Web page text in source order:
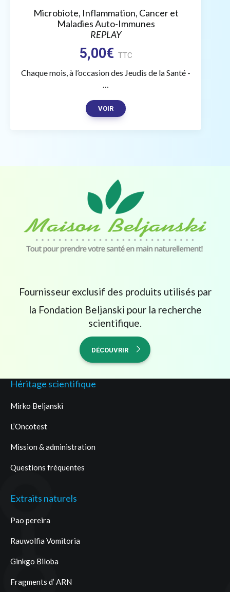
Microbiote, Inflammation, Cancer et
Maladies Auto-Immunes
REPLAY
5,00€ TTC
Chaque mois, à l’occasion des Jeudis de la Santé -
…
VOIR
Fournisseur exclusif des produits utilisés par
la Fondation Beljanski pour la recherche
scientifique.
DÉCOUVRIR
Héritage scientifique
Mirko Beljanski
L’Oncotest
Mission & administration
Questions fréquentes
Extraits naturels
Pao pereira
Rauwolfia Vomitoria
Ginkgo Biloba
Fragments d’ ARN